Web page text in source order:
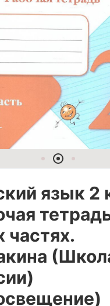
язык 2
частях.